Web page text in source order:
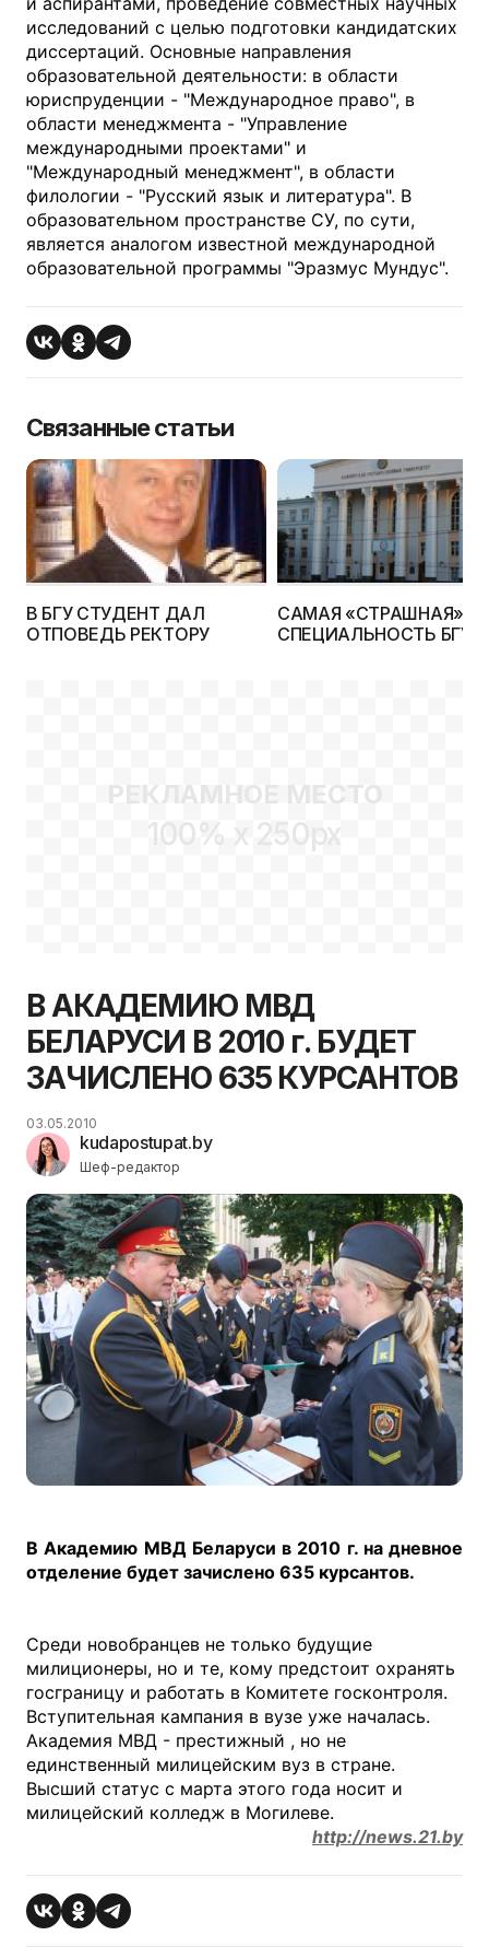
исследований с целью подготовки кандидатских
диссертаций. Основные направления
образовательной деятельности: в области
юриспруденции - "Международное право", в
области менеджмента - "Управление
международными проектами" и
"Международный менеджмент", в области
филологии - "Русский язык и литература". В
образовательном пространстве СУ, по сути,
является аналогом известной международной
образовательной программы "Эразмус Мундус".
Связанные статьи
В БГУ СТУДЕНТ ДАЛ
ОТПОВЕДЬ РЕКТОРУ
САМАЯ «СТРАШНАЯ»
СПЕЦИАЛЬНОСТЬ БГУ:
РЕКЛАМНОЕ МЕСТО
100% x 250px
В АКАДЕМИЮ МВД
БЕЛАРУСИ В 2010 г. БУДЕТ
ЗАЧИСЛЕНО 635 КУРСАНТОВ
kudapostupat.by
Шеф-редактор
03.05.2010
В Академию МВД Беларуси в 2010 г. на дневное
отделение будет зачислено 635 курсантов.
Среди новобранцев не только будущие
милиционеры, но и те, кому предстоит охранять
госграницу и работать в Комитете госконтроля.
Вступительная кампания в вузе уже началась.
Академия МВД - престижный , но не
единственный милицейским вуз в стране.
Высший статус с марта этого года носит и
милицейский колледж в Могилеве.
http://news.21.by